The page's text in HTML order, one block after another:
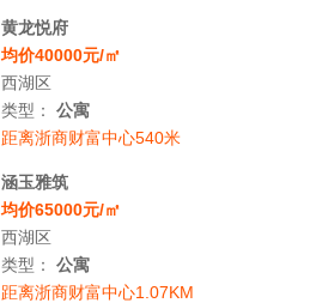
黄龙悦府
均价40000元/㎡
西湖区
类型：公寓
距离浙商财富中心540米
涵玉雅筑
均价65000元/㎡
西湖区
类型：公寓
距离浙商财富中心1.07KM